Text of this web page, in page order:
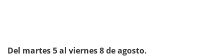
Del martes 5 al viernes 8 de agosto.